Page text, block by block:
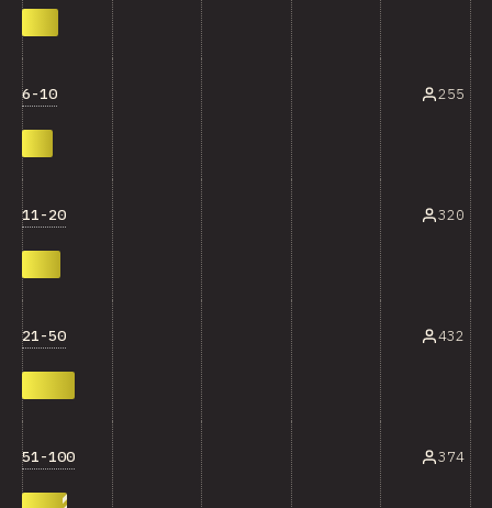
6-10 255
11-20 320
21-50 432
51-100 374